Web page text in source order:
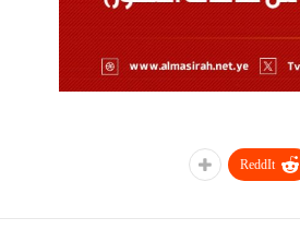
ReddIt